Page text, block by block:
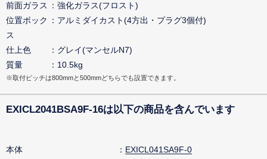
前面ガラス
強化ガラス(フロスト)
位置ボック
ス
アルミダイカスト(4方出・プラグ3個付)
仕上色
グレイ(マンセルN7)
質量
10.5kg
※取付ピッチは800mmと500mmどちらでも設置できます。
EXICL2041BSA9F-16は以下の商品を含んでいます
本体
EXICL041SA9F-0